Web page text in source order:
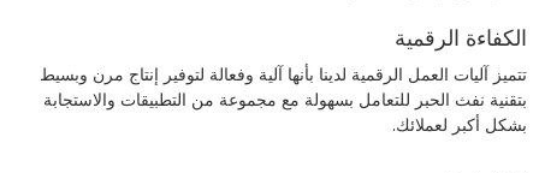
الكفاءة الرقمية
تتميز آليات العمل الرقمية لدينا بأنها آلية وفعالة لتوفير إنتاج مرن وبسيط
بتقنية نفث الحبر للتعامل بسهولة مع مجموعة من التطبيقات والاستجابة
بشكل أكبر لعملائك.